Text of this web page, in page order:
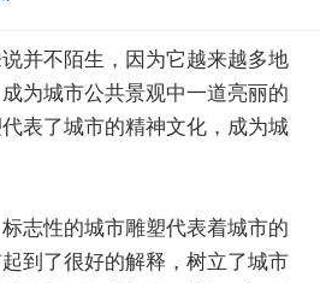
并不陌生，因为它越来越多地
为城市公共景观中一道亮丽的
表了城市的精神文化，成为城
志性的城市雕塑代表着城市的
到了很好的解释，树立了城市